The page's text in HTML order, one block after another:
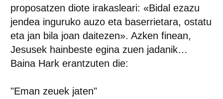
proposatzen diote irakasleari: «Bidal ezazu
jendea inguruko auzo eta baserrietara, ostatu
eta jan bila joan daitezen». Azken finean,
Jesusek hainbeste egina zuen jadanik…
Baina Hark erantzuten die:
"Eman zeuek jaten"